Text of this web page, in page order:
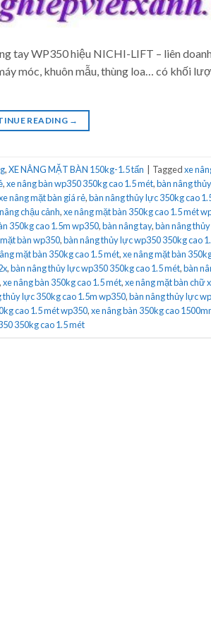
tay WP350 hiệu NICHI-LIFT – liên
móc, khuôn mẫu, thùng loa… có khối
READING →
,XE NÂNG MẶT BÀN 150kg-1.5 tấn Taggedxe
,xe nâng bàn wp350 350kg cao 1.5 mét,bàn nâng
nâng mặt bàn giá rẻ,bàn nâng thủy lực 350kg cao
chậu cảnh,xe nâng mặt bàn 350kg cao 1.5 mét
350kg cao 1.5m wp350,bàn nâng tay,bàn nâng
bàn wp350,bàn nâng thủy lực wp350 350kg cao
mặt bàn 350kg cao 1.5 mét,xe nâng mặt bàn
,bàn nâng thủy lực wp350 350kg cao 1.5 mét,bàn
,xe nâng bàn 350kg cao 1.5 mét,xe nâng mặt bàn chữ x
thủy lực 350kg cao 1.5m wp350,bàn nâng thủy lực
cao 1.5 mét wp350,xe nâng bàn 350kg cao
350kg cao 1.5 mét